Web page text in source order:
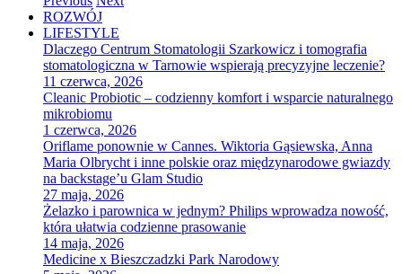
ROZWÓJ
LIFESTYLE
Dlaczego Centrum Stomatologii Szarkowicz i tomografia
stomatologiczna w Tarnowie wspierają precyzyjne leczenie?
11 czerwca, 2026
Cleanic Probiotic – codzienny komfort i wsparcie naturalnego
mikrobiomu
1 czerwca, 2026
Oriflame ponownie w Cannes. Wiktoria Gąsiewska, Anna
Maria Olbrycht i inne polskie oraz międzynarodowe gwiazdy
na backstage’u Glam Studio
27 maja, 2026
Żelazko i parownica w jednym? Philips wprowadza nowość,
która ułatwia codzienne prasowanie
14 maja, 2026
Medicine x Bieszczadzki Park Narodowy